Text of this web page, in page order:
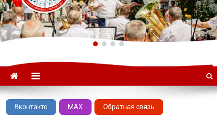
ГАУК «ЦНТ» –
Севастопольский Центр
народного творчества
Вконтакте MAX Обратная связь